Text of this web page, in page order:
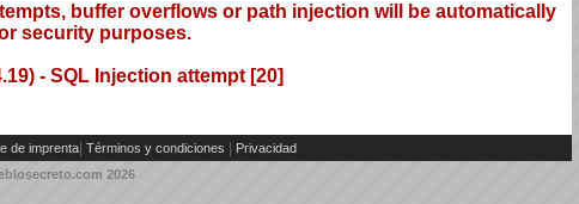
buffer overflows or path injection will be automatically
security purposes.
- SQL Injection attempt [20]
de imprenta| Términos y condiciones
Privacidad
2026